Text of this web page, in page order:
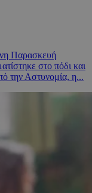
Παρασκευή
στο πόδι και
την Αστυνομία, η...